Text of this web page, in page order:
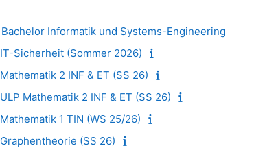
Bachelor Informatik und Systems-Engineering
IT-Sicherheit (Sommer 2026)
Mathematik 2 INF & ET (SS 26)
ULP Mathematik 2 INF & ET (SS 26)
Mathematik 1 TIN (WS 25/26)
Graphentheorie (SS 26)